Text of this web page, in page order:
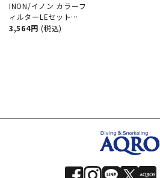
INON/イノン カラーフ
ィルターLEセット
[706360110000]
3,564円 (税込)